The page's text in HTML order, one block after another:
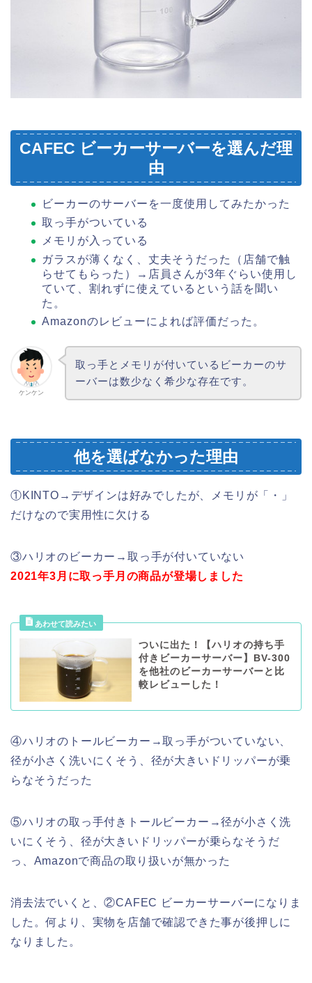
CAFEC ビーカーサーバーを選んだ理
由
ビーカーのサーバーを一度使用してみたかった
取っ手がついている
メモリが入っている
ガラスが薄くなく、丈夫そうだった（店舗で触
らせてもらった）→店員さんが3年ぐらい使用し
ていて、割れずに使えているという話を聞い
た。
Amazonのレビューによれば評価だった。
ケンケン
取っ手とメモリが付いているビーカーのサ
ーバーは数少なく希少な存在です。
他を選ばなかった理由
①KINTO→デザインは好みでしたが、メモリが「・」
だけなので実用性に欠ける
③ハリオのビーカー→取っ手が付いていない
2021年3月に取っ手月の商品が登場しました
ついに出た！【ハリオの持ち手
付きビーカーサーバー】BV-300
を他社のビーカーサーバーと比
較レビューした！
④ハリオのトールビーカー→取っ手がついていない、
径が小さく洗いにくそう、径が大きいドリッパーが乗
らなそうだった
⑤ハリオの取っ手付きトールビーカー→径が小さく洗
いにくそう、径が大きいドリッパーが乗らなそうだ
っ、Amazonで商品の取り扱いが無かった
消去法でいくと、②CAFEC ビーカーサーバーになりま
した。何より、実物を店舗で確認できた事が後押しに
なりました。